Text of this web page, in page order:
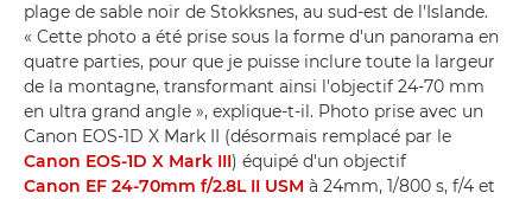
plage de sable noir de Stokksnes, au sud-est de l'Islande.
« Cette photo a été prise sous la forme d'un panorama en
quatre parties, pour que je puisse inclure toute la largeur
de la montagne, transformant ainsi l'objectif 24-70 mm
en ultra grand angle », explique-t-il. Photo prise avec un
Canon EOS-1D X Mark II (désormais remplacé par le
Canon EOS-1D X Mark III) équipé d'un objectif
Canon EF 24-70mm f/2.8L II USM à 24mm, 1/800 s, f/4 et